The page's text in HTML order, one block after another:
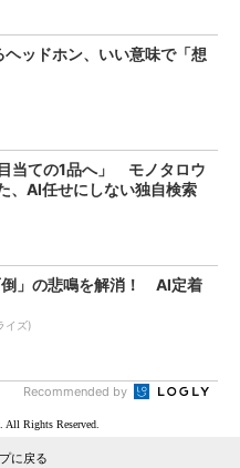
ッドホン、いい意味で「想
当ての1品へ」 モノタロウ
、AI任せにしない独自検索
倒」の悲鳴を解消！ AI定着
イズ)
Recommended by
Rights Reserved.
に戻る